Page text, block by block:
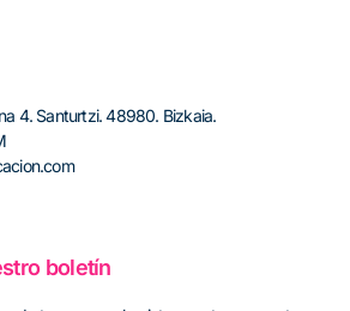
4. Santurtzi. 48980. Bizkaia.
boletín